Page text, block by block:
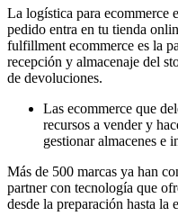
La logística para ecommerce
pedido entra en tu tienda
fulfillment ecommerce es la
recepción y almacenaje del
de devoluciones.
Las ecommerce que
recursos a vender y
gestionar almacenes e
Más de 500 marcas ya han
partner con tecnología que
desde la preparación hasta la